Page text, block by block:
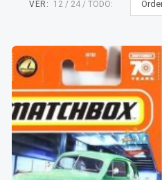
VER: 12 24 TODO: